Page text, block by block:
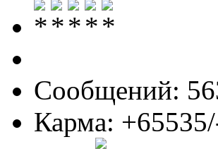
Сообщений:
Карма: